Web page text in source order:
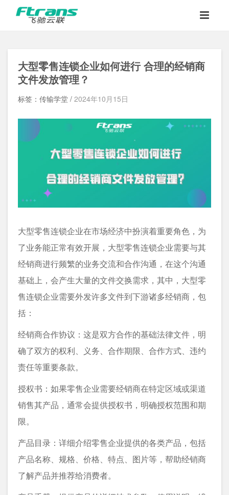
大型零售连锁企业如何进行 合理的经销商
文件发放管理？
标签：传输学堂 / 2024年10月15日
大型零售连锁企业在市场经济中扮演着重要角色，为
了业务能正常有效开展，大型零售连锁企业需要与其
经销商进行频繁的业务交流和合作沟通，在这个沟通
基础上，会产生大量的文件交换需求，其中，大型零
售连锁企业需要外发许多文件到下游诸多经销商，包
括：
经销商合作协议：这是双方合作的基础法律文件，明
确了双方的权利、义务、合作期限、合作方式、违约
责任等重要条款。
授权书：如果零售企业需要经销商在特定区域或渠道
销售其产品，通常会提供授权书，明确授权范围和期
限。
产品目录：详细介绍零售企业提供的各类产品，包括
产品名称、规格、价格、特点、图片等，帮助经销商
了解产品并推荐给消费者。